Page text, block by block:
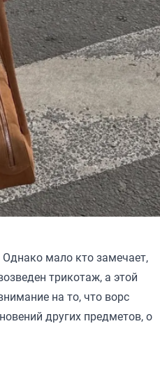
мало кто замечает,
трикотаж, а этой
на то, что ворс
других предметов, о